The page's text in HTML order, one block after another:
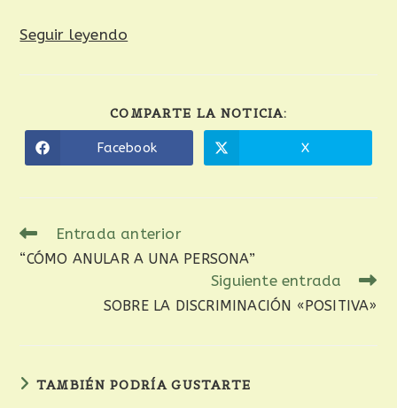
Seguir leyendo
COMPARTE LA NOTICIA:
Facebook X
Entrada anterior
“CÓMO ANULAR A UNA PERSONA”
Siguiente entrada
SOBRE LA DISCRIMINACIÓN «POSITIVA»
TAMBIÉN PODRÍA GUSTARTE